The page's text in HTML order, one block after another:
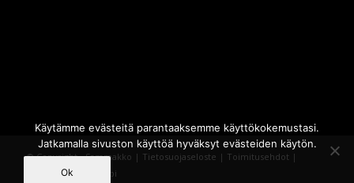
© Copyright - Sammakko | Tietosuojaseloste | Toimitusehdot |
Powered by
iQWebbi
Käytämme evästeitä parantaaksemme käyttökokemustasi.
Jatkamalla sivuston käyttöä hyväksyt evästeiden käytön.
Ok